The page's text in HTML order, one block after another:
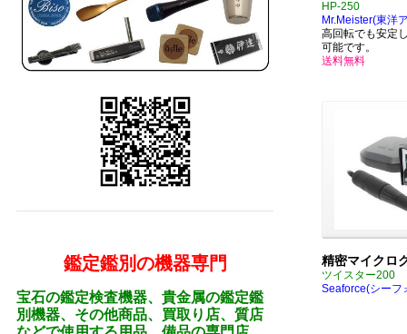
HP-250
Mr.Meister(東洋
高回転でも安定
可能です。
送料無料
精密マイクロ
ツイスター200
Seaforce(シーフ
鑑定鑑別の機器専門
宝石の鑑定検査機器、貴金属の鑑定鑑
別機器、その他商品、買取り店、質店